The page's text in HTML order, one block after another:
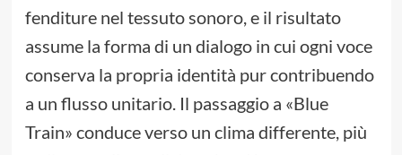
fenditure nel tessuto sonoro, e il risultato
assume la forma di un dialogo in cui ogni voce
conserva la propria identità pur contribuendo
a un flusso unitario. Il passaggio a «Blue
Train» conduce verso un clima differente, più